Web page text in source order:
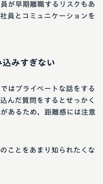
が早期離職するリスクもあ
員とコミュニケーションを
込みすぎない
はプライベートな話をする
んだ質問をするとせっかく
あるため、距離感には注意
ことをあまり知られたくな